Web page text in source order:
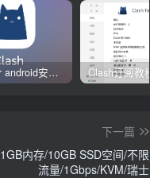
Clash for android安卓客户端保姆级新手使用教程
下一篇
内存/10GB SSD空间/不限
流量/1Gbps/KVM/瑞士